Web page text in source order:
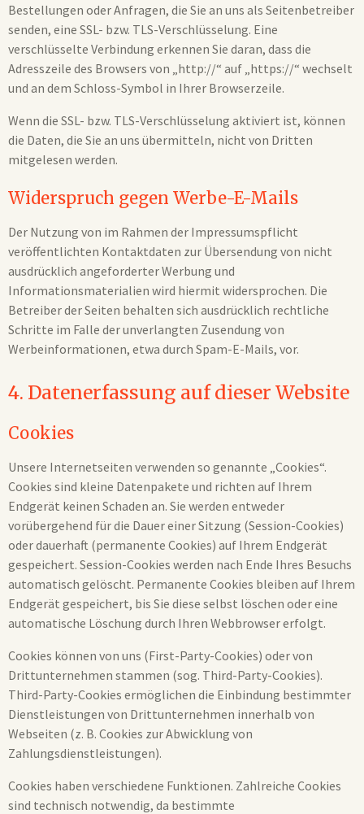
Bestellungen oder Anfragen, die Sie an uns als Seitenbetreiber
senden, eine SSL- bzw. TLS-Verschlüsselung. Eine
verschlüsselte Verbindung erkennen Sie daran, dass die
Adresszeile des Browsers von „http://“ auf „https://“ wechselt
und an dem Schloss-Symbol in Ihrer Browserzeile.
Wenn die SSL- bzw. TLS-Verschlüsselung aktiviert ist, können
die Daten, die Sie an uns übermitteln, nicht von Dritten
mitgelesen werden.
Widerspruch gegen Werbe-E-Mails
Der Nutzung von im Rahmen der Impressumspflicht
veröffentlichten Kontaktdaten zur Übersendung von nicht
ausdrücklich angeforderter Werbung und
Informationsmaterialien wird hiermit widersprochen. Die
Betreiber der Seiten behalten sich ausdrücklich rechtliche
Schritte im Falle der unverlangten Zusendung von
Werbeinformationen, etwa durch Spam-E-Mails, vor.
4. Datenerfassung auf dieser Website
Cookies
Unsere Internetseiten verwenden so genannte „Cookies“.
Cookies sind kleine Datenpakete und richten auf Ihrem
Endgerät keinen Schaden an. Sie werden entweder
vorübergehend für die Dauer einer Sitzung (Session-Cookies)
oder dauerhaft (permanente Cookies) auf Ihrem Endgerät
gespeichert. Session-Cookies werden nach Ende Ihres Besuchs
automatisch gelöscht. Permanente Cookies bleiben auf Ihrem
Endgerät gespeichert, bis Sie diese selbst löschen oder eine
automatische Löschung durch Ihren Webbrowser erfolgt.
Cookies können von uns (First-Party-Cookies) oder von
Drittunternehmen stammen (sog. Third-Party-Cookies).
Third-Party-Cookies ermöglichen die Einbindung bestimmter
Dienstleistungen von Drittunternehmen innerhalb von
Webseiten (z. B. Cookies zur Abwicklung von
Zahlungsdienstleistungen).
Cookies haben verschiedene Funktionen. Zahlreiche Cookies
sind technisch notwendig, da bestimmte